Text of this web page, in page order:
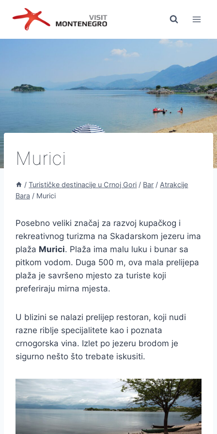
Preskoči
sadržaj
Murici
/ Turističke destinacije u Crnoj Gori / Bar / Atrakcije
Bara / Murici
Posebno veliki značaj za razvoj kupačkog i
rekreativnog turizma na Skadarskom jezeru ima
plaža Murici. Plaža ima malu luku i bunar sa
pitkom vodom. Duga 500 m, ova mala prelijepa
plaža je savršeno mjesto za turiste koji
preferiraju mirna mjesta.
U blizini se nalazi prelijep restoran, koji nudi
razne riblje specijalitete kao i poznata
crnogorska vina. Izlet po jezeru brodom je
sigurno nešto što trebate iskusiti.